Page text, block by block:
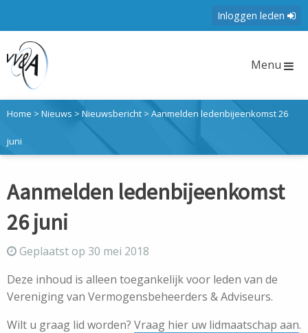
Inloggen leden
Menu
Home > Nieuws > Nieuwsbericht > Aanmelden ledenbijeenkomst 26
juni
Aanmelden ledenbijeenkomst
26 juni
Geplaatst op 30 mei 2018
Deze inhoud is alleen toegankelijk voor leden van de
Vereniging van Vermogensbeheerders & Adviseurs.
Wilt u graag lid worden? Vraag hier uw lidmaatschap aan.